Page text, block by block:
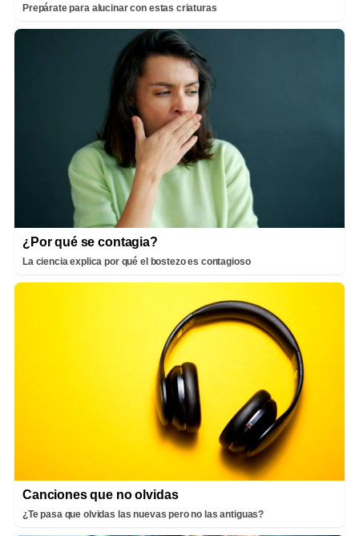
Prepárate para alucinar con estas criaturas
¿Por qué se contagia?
La ciencia explica por qué el bostezo es contagioso
Canciones que no olvidas
¿Te pasa que olvidas las nuevas pero no las antiguas?